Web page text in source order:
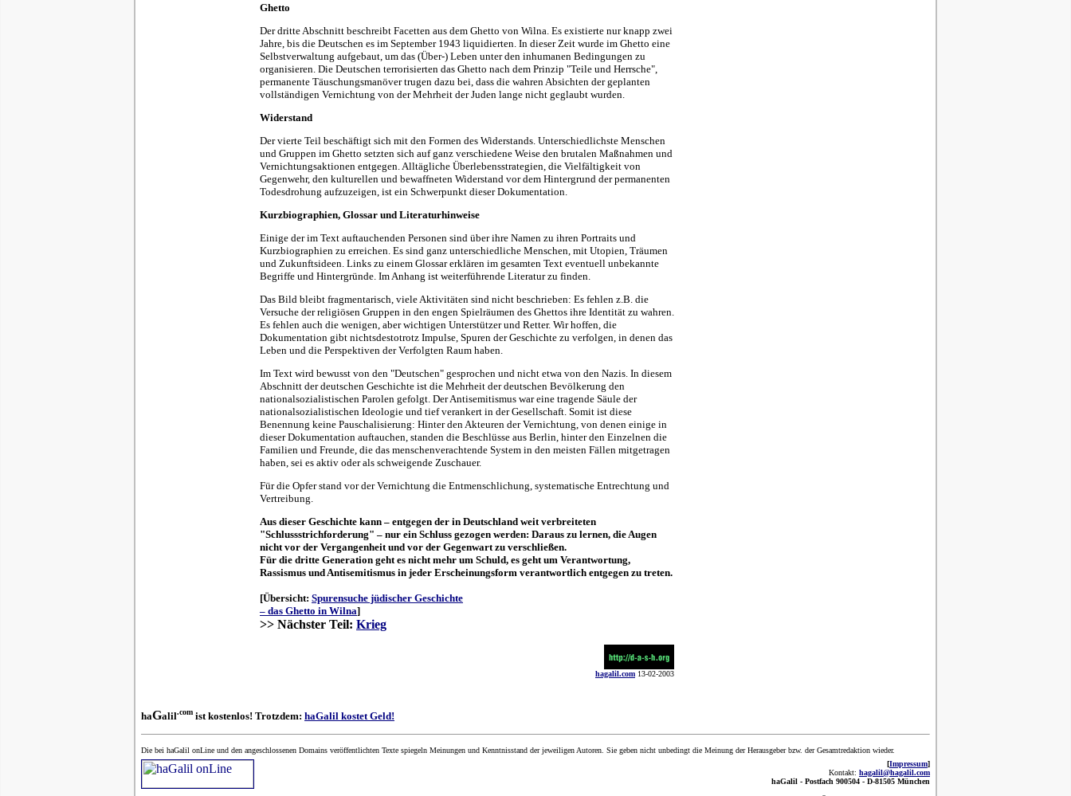
Ghetto
Der dritte Abschnitt beschreibt Facetten aus dem Ghetto von Wilna. Es existierte nur knapp zwei
Jahre, bis die Deutschen es im September 1943 liquidierten. In dieser Zeit wurde im Ghetto eine
Selbstverwaltung aufgebaut, um das (Über-) Leben unter den inhumanen Bedingungen zu
organisieren. Die Deutschen terrorisierten das Ghetto nach dem Prinzip "Teile und Herrsche",
permanente Täuschungsmanöver trugen dazu bei, dass die wahren Absichten der geplanten
vollständigen Vernichtung von der Mehrheit der Juden lange nicht geglaubt wurden.
Widerstand
Der vierte Teil beschäftigt sich mit den Formen des Widerstands. Unterschiedlichste Menschen
und Gruppen im Ghetto setzten sich auf ganz verschiedene Weise den brutalen Maßnahmen und
Vernichtungsaktionen entgegen. Alltägliche Überlebensstrategien, die Vielfältigkeit von
Gegenwehr, den kulturellen und bewaffneten Widerstand vor dem Hintergrund der permanenten
Todesdrohung aufzuzeigen, ist ein Schwerpunkt dieser Dokumentation.
Kurzbiographien, Glossar und Literaturhinweise
Einige der im Text auftauchenden Personen sind über ihre Namen zu ihren Portraits und
Kurzbiographien zu erreichen. Es sind ganz unterschiedliche Menschen, mit Utopien, Träumen
und Zukunftsideen. Links zu einem Glossar erklären im gesamten Text eventuell unbekannte
Begriffe und Hintergründe. Im Anhang ist weiterführende Literatur zu finden.
Das Bild bleibt fragmentarisch, viele Aktivitäten sind nicht beschrieben: Es fehlen z.B. die
Versuche der religiösen Gruppen in den engen Spielräumen des Ghettos ihre Identität zu wahren.
Es fehlen auch die wenigen, aber wichtigen Unterstützer und Retter. Wir hoffen, die
Dokumentation gibt nichtsdestotrotz Impulse, Spuren der Geschichte zu verfolgen, in denen das
Leben und die Perspektiven der Verfolgten Raum haben.
Im Text wird bewusst von den "Deutschen" gesprochen und nicht etwa von den Nazis. In diesem
Abschnitt der deutschen Geschichte ist die Mehrheit der deutschen Bevölkerung den
nationalsozialistischen Parolen gefolgt. Der Antisemitismus war eine tragende Säule der
nationalsozialistischen Ideologie und tief verankert in der Gesellschaft. Somit ist diese
Benennung keine Pauschalisierung: Hinter den Akteuren der Vernichtung, von denen einige in
dieser Dokumentation auftauchen, standen die Beschlüsse aus Berlin, hinter den Einzelnen die
Familien und Freunde, die das menschenverachtende System in den meisten Fällen mitgetragen
haben, sei es aktiv oder als schweigende Zuschauer.
Für die Opfer stand vor der Vernichtung die Entmenschlichung, systematische Entrechtung und
Vertreibung.
Aus dieser Geschichte kann – entgegen der in Deutschland weit verbreiteten
"Schlussstrichforderung" – nur ein Schluss gezogen werden: Daraus zu lernen, die Augen
nicht vor der Vergangenheit und vor der Gegenwart zu verschließen.
Für die dritte Generation geht es nicht mehr um Schuld, es geht um Verantwortung,
Rassismus und Antisemitismus in jeder Erscheinungsform verantwortlich entgegen zu treten.
[Übersicht: Spurensuche jüdischer Geschichte
– das Ghetto in Wilna]
>> Nächster Teil: Krieg
hagalil.com 13-02-2003
haGalil.com ist kostenlos! Trotzdem: haGalil kostet Geld!
Die bei haGalil onLine und den angeschlossenen Domains veröffentlichten Texte spiegeln Meinungen und Kenntnisstand der jeweiligen Autoren. Sie geben nicht unbedingt die Meinung der Herausgeber bzw. der Gesamtredaktion wieder.
[Impressum]
Kontakt: hagalil@hagalil.com
haGalil - Postfach 900504 - D-81505 München